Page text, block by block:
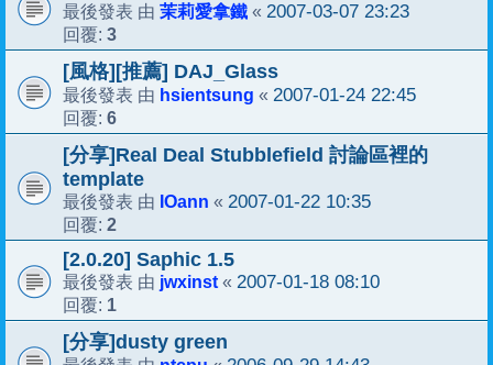
最後發表 由 茉莉愛拿鐵 « 2007-03-07 23:23
回覆: 3
[風格][推薦] DAJ_Glass
最後發表 由 hsientsung « 2007-01-24 22:45
回覆: 6
[分享]Real Deal Stubblefield 討論區裡的
template
最後發表 由 IOann « 2007-01-22 10:35
回覆: 2
[2.0.20] Saphic 1.5
最後發表 由 jwxinst « 2007-01-18 08:10
回覆: 1
[分享]dusty green